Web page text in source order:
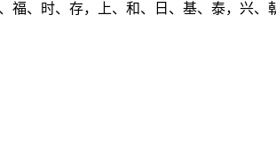
、时、存，上、和、日、基、泰，兴、